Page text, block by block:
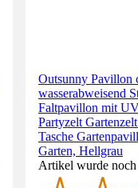
Outsunny Pavillon
wasserabweisend
Faltpavillon mit
Partyzelt
Tasche
Garten, Hellgrau
Artikel wurde